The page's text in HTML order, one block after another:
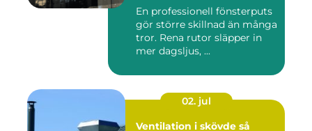
En professionell fönsterputs
gör större skillnad än många
tror. Rena rutor släpper in
mer dagsljus, ...
02. jul
Ventilation i skövde så